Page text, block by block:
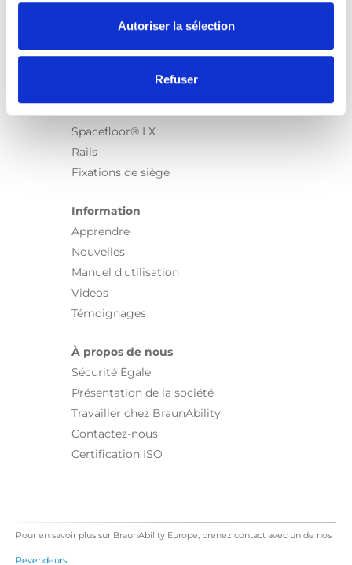
Autoriser la sélection
Refuser
Carospeed Classic
Plateformes pour fauteuils roulant
Spacefloor® LX
Rails
Fixations de siège
Information
Apprendre
Nouvelles
Manuel d'utilisation
Videos
Témoignages
À propos de nous
Sécurité Égale
Présentation de la société
Travailler chez BraunAbility
Contactez-nous
Certification ISO
Pour en savoir plus sur BraunAbility Europe, prenez contact avec un de nos
Revendeurs